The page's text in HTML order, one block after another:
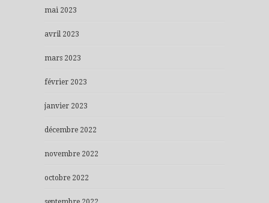
mai 2023
avril 2023
mars 2023
février 2023
janvier 2023
décembre 2022
novembre 2022
octobre 2022